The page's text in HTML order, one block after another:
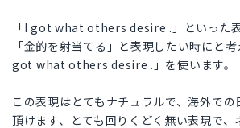
「I got what others desire .」といった表
「金的を射当てる」と表現したい時にと
got what others desire .」を使います。
この表現はとてもナチュラルで、海外で
頂けます、とても回りくどく無い表現で、